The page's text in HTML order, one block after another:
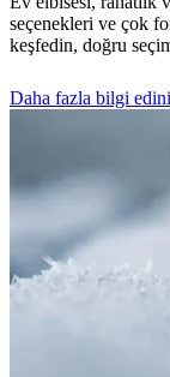
seçenekleri ve çok
keşfedin, doğru
Daha fazla bilgi